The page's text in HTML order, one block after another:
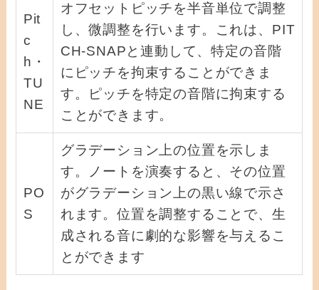
Pit
c
h・
TU
NE
オフセットピッチを半音単位で調整
し、微調整を行います。これは、PIT
CH-SNAPと連動して、特定の音階
にピッチを拘束することができま
す。ピッチを特定の音階に拘束する
ことができます。
PO
S
グラデーション上の位置を示しま
す。ノートを演奏すると、その位置
がグラデーション上の黒い線で示さ
れます。位置を調整することで、生
成される音に劇的な影響を与えるこ
とができます